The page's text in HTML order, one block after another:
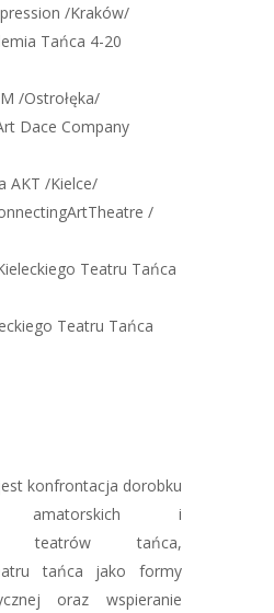
/Kraków/
Tańca 4-20
/Ostrołęka/
Dace Company
AKT /Kielce/
/
Teatru Tańca
Teatru Tańca
konfrontacja dorobku
amatorskich i
teatrów tańca,
tańca jako formy
oraz wspieranie